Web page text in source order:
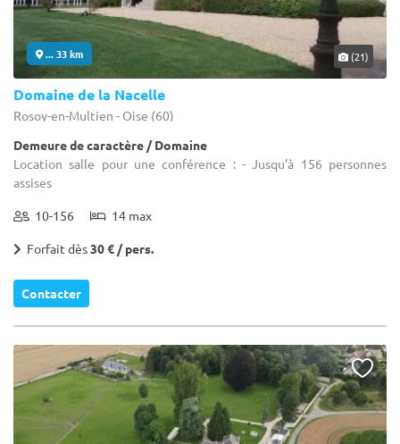
... 33 km (21)
Domaine de la Nacelle
Rosoy-en-Multien - Oise (60)
Demeure de caractère / Domaine
Location salle pour une conférence : - Jusqu'à 156 personnes
assises
10-156 14 max
Forfait dès30 € / pers.
Contacter